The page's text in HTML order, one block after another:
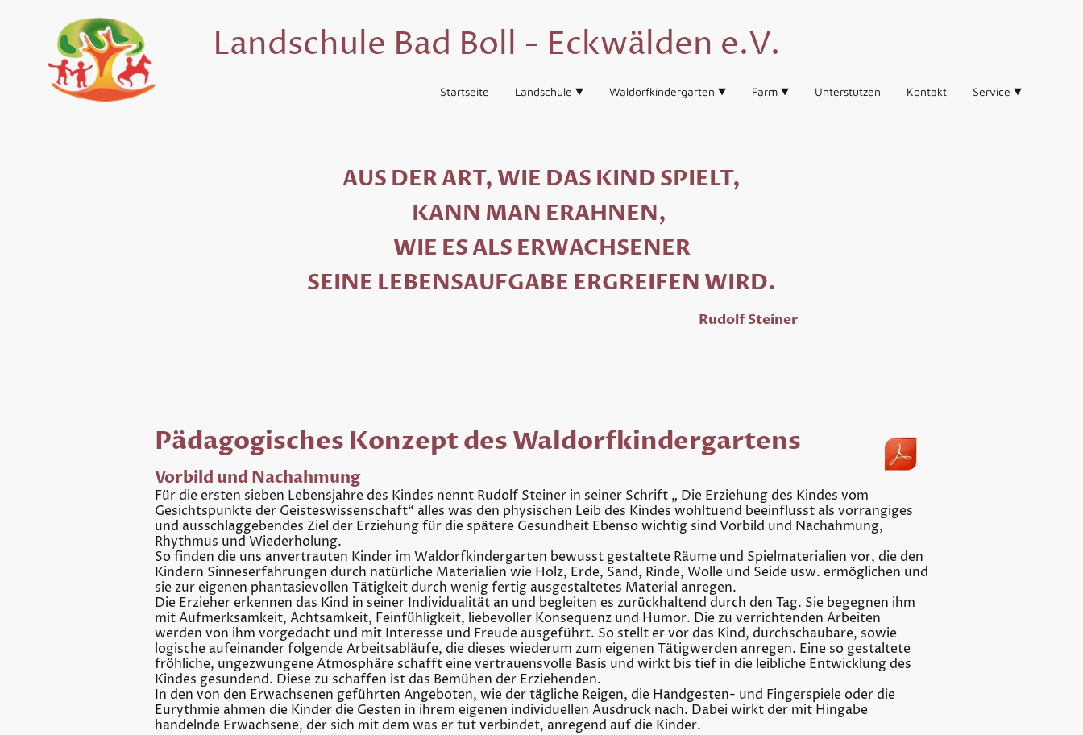
Landschule Bad Boll - Eckwälden e.V.
Startseite Landschule Waldorfkindergarten Farm Unterstützen Kontakt Service
AUS DER ART, WIE DAS KIND SPIELT,
KANN MAN ERAHNEN,
WIE ES ALS ERWACHSENER
SEINE LEBENSAUFGABE ERGREIFEN WIRD.
Rudolf Steiner
Pädagogisches Konzept des Waldorfkindergartens
Vorbild und Nachahmung
Für die ersten sieben Lebensjahre des Kindes nennt Rudolf Steiner in seiner Schrift „ Die Erziehung des Kindes vom
Gesichtspunkte der Geisteswissenschaft“ alles was den physischen Leib des Kindes wohltuend beeinflusst als vorrangiges
und ausschlaggebendes Ziel der Erziehung für die spätere Gesundheit Ebenso wichtig sind Vorbild und Nachahmung,
Rhythmus und Wiederholung.
So finden die uns anvertrauten Kinder im Waldorfkindergarten bewusst gestaltete Räume und Spielmaterialien vor, die den
Kindern Sinneserfahrungen durch natürliche Materialien wie Holz, Erde, Sand, Rinde, Wolle und Seide usw. ermöglichen und
sie zur eigenen phantasievollen Tätigkeit durch wenig fertig ausgestaltetes Material anregen.
Die Erzieher erkennen das Kind in seiner Individualität an und begleiten es zurückhaltend durch den Tag. Sie begegnen ihm
mit Aufmerksamkeit, Achtsamkeit, Feinfühligkeit, liebevoller Konsequenz und Humor. Die zu verrichtenden Arbeiten
werden von ihm vorgedacht und mit Interesse und Freude ausgeführt. So stellt er vor das Kind, durchschaubare, sowie
logische aufeinander folgende Arbeitsabläufe, die dieses wiederum zum eigenen Tätigwerden anregen. Eine so gestaltete
fröhliche, ungezwungene Atmosphäre schafft eine vertrauensvolle Basis und wirkt bis tief in die leibliche Entwicklung des
Kindes gesundend. Diese zu schaffen ist das Bemühen der Erziehenden.
In den von den Erwachsenen geführten Angeboten, wie der tägliche Reigen, die Handgesten- und Fingerspiele oder die
Eurythmie ahmen die Kinder die Gesten in ihrem eigenen individuellen Ausdruck nach. Dabei wirkt der mit Hingabe
handelnde Erwachsene, der sich mit dem was er tut verbindet, anregend auf die Kinder.